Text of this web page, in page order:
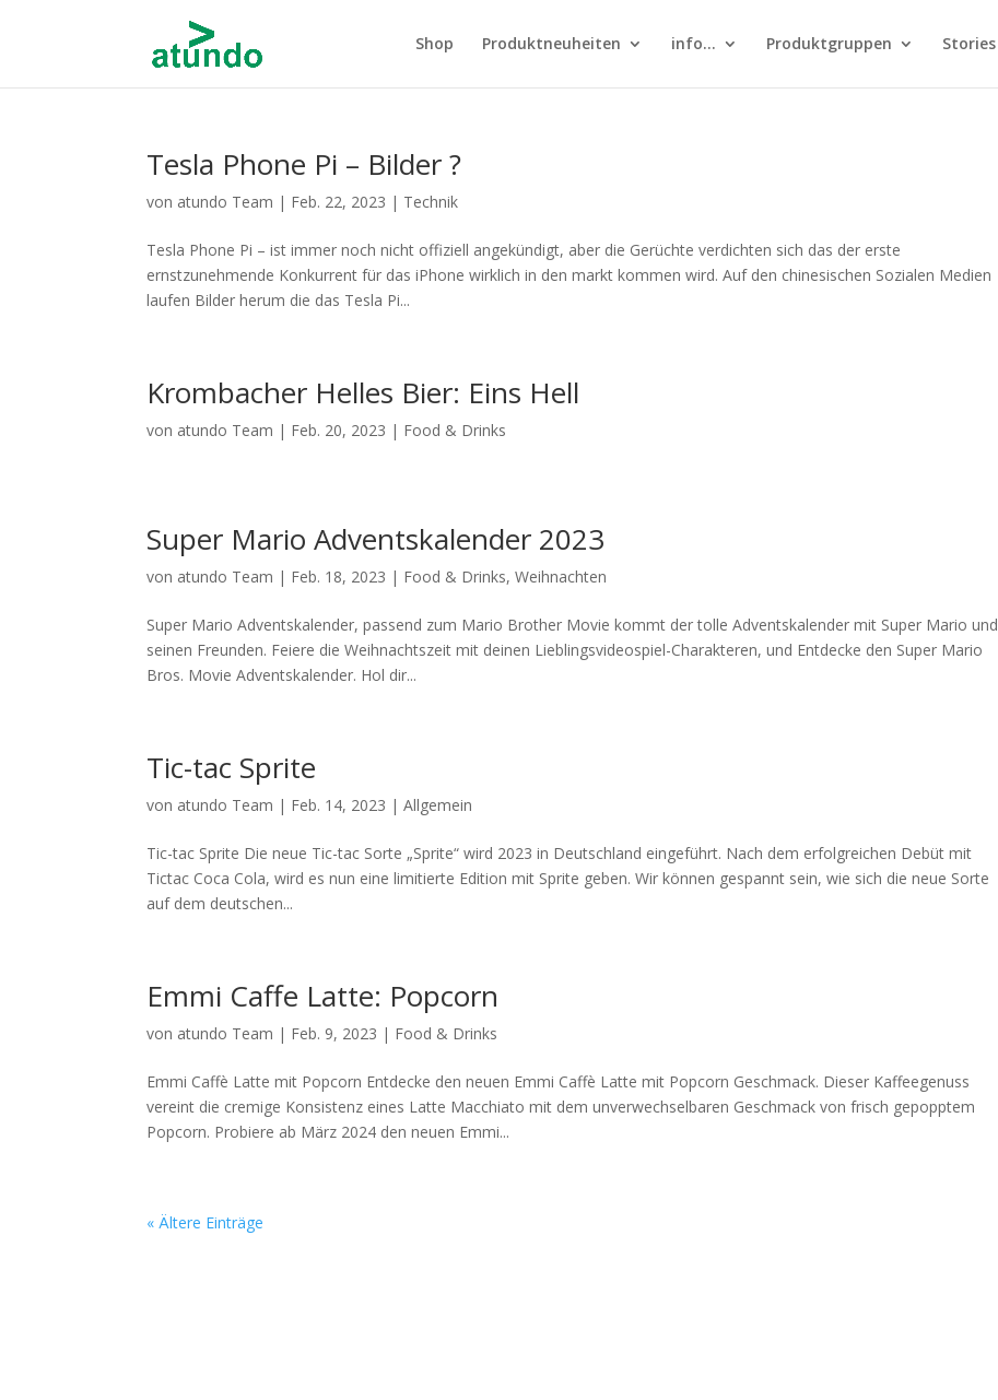
Shop Produktneuheiten info… Produktgruppen Stories
Tesla Phone Pi – Bilder ?
von atundo Team | Feb. 22, 2023 | Technik
Tesla Phone Pi – ist immer noch nicht offiziell angekündigt, aber die Gerüchte verdichten sich das der erste
ernstzunehmende Konkurrent für das iPhone wirklich in den markt kommen wird. Auf den chinesischen Sozialen Medien
laufen Bilder herum die das Tesla Pi...
Krombacher Helles Bier: Eins Hell
von atundo Team | Feb. 20, 2023 | Food & Drinks
Super Mario Adventskalender 2023
von atundo Team | Feb. 18, 2023 | Food & Drinks,Weihnachten
Super Mario Adventskalender, passend zum Mario Brother Movie kommt der tolle Adventskalender mit Super Mario und
seinen Freunden. Feiere die Weihnachtszeit mit deinen Lieblingsvideospiel-Charakteren, und Entdecke den Super Mario
Bros. Movie Adventskalender. Hol dir...
Tic-tac Sprite
von atundo Team | Feb. 14, 2023 |Allgemein
Tic-tac Sprite Die neue Tic-tac Sorte „Sprite“ wird 2023 in Deutschland eingeführt. Nach dem erfolgreichen Debüt mit
Tictac Coca Cola, wird es nun eine limitierte Edition mit Sprite geben. Wir können gespannt sein, wie sich die neue Sorte
auf dem deutschen...
Emmi Caffe Latte: Popcorn
von atundo Team | Feb. 9, 2023 | Food & Drinks
Emmi Caffè Latte mit Popcorn Entdecke den neuen Emmi Caffè Latte mit Popcorn Geschmack. Dieser Kaffeegenuss
vereint die cremige Konsistenz eines Latte Macchiato mit dem unverwechselbaren Geschmack von frisch gepopptem
Popcorn. Probiere ab März 2024 den neuen Emmi...
« Ältere Einträge